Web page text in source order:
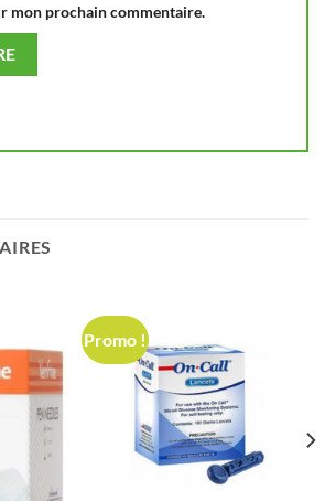
mon prochain commentaire.
Promo !